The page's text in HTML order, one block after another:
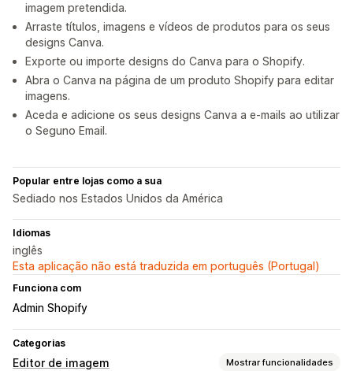
imagem pretendida.
Arraste títulos, imagens e vídeos de produtos para os seus
designs Canva.
Exporte ou importe designs do Canva para o Shopify.
Abra o Canva na página de um produto Shopify para editar
imagens.
Aceda e adicione os seus designs Canva a e-mails ao utilizar
o Seguno Email.
Popular entre lojas como a sua
Sediado nos Estados Unidos da América
Idiomas
inglês
Esta aplicação não está traduzida em português (Portugal)
Funciona com
Admin Shopify
Categorias
Editor de imagem Mostrar funcionalidades